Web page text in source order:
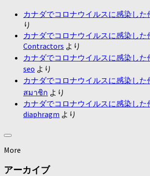
カナダでコロナウイルスに感染し
り
カナダでコロナウイルスに感染し
Contractors より
カナダでコロナウイルスに感染し
seo より
カナダでコロナウイルスに感染し
สมาชิก より
カナダでコロナウイルスに感染し
diaphragm より
More
アーカイブ